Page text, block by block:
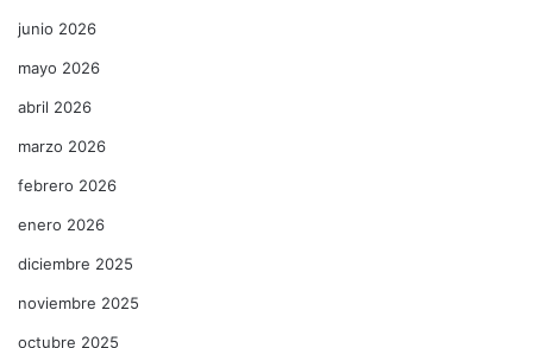
junio 2026
mayo 2026
abril 2026
marzo 2026
febrero 2026
enero 2026
diciembre 2025
noviembre 2025
octubre 2025